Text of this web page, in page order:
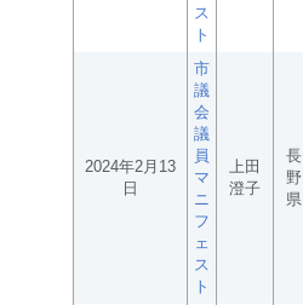
ス
ト
2024年2月13
日
市
議
会
議
員
マ
ニ
フ
ェ
ス
ト
上田
澄子
長
野
県